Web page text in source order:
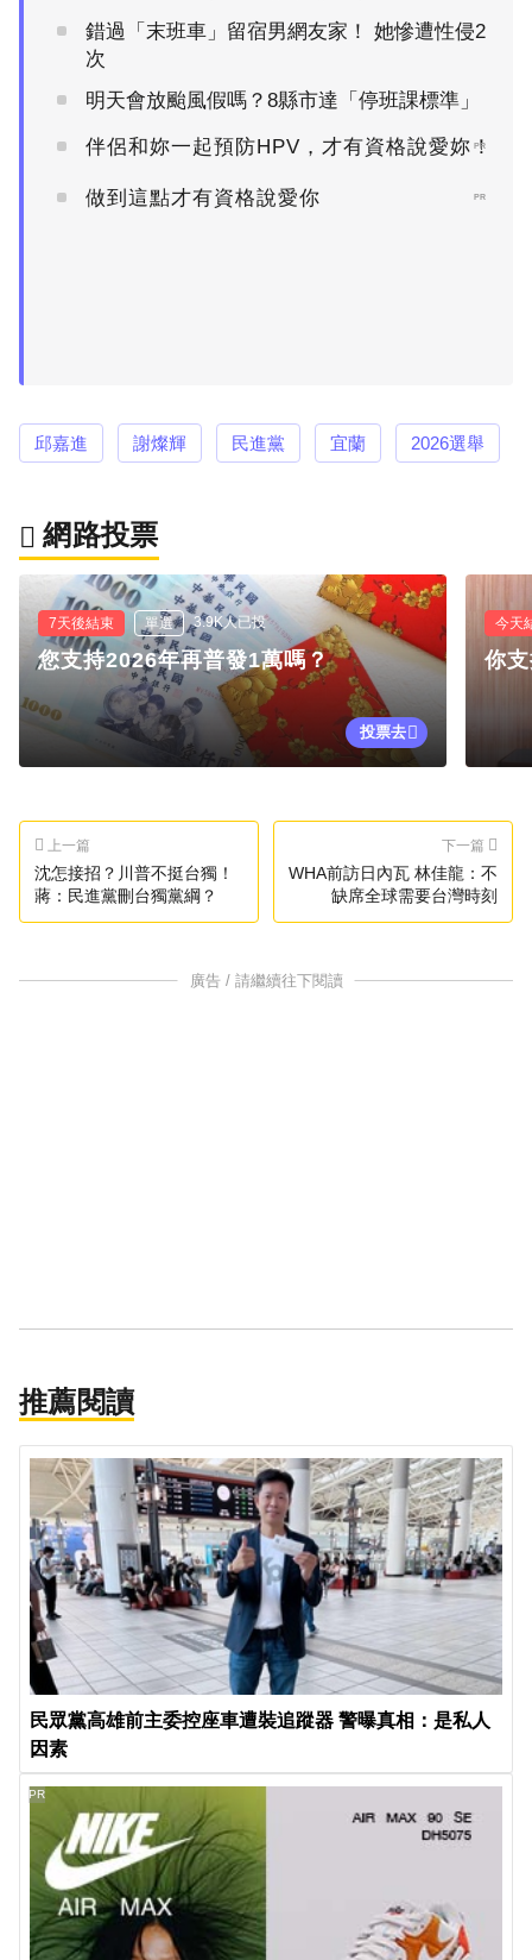
錯過「末班車」留宿男網友家！ 她慘遭性侵2
次
明天會放颱風假嗎？8縣市達「停班課標準」
伴侶和妳一起預防HPV，才有資格說愛妳！
PR
做到這點才有資格說愛你 PR
邱嘉進 謝燦輝 民進黨 宜蘭 2026選舉
網路投票
7天後結束 單選 3.9K人已投
您支持2026年再普發1萬嗎？
投票去
今天
你
上一篇
沈怎接招？川普不挺台獨！
蔣：民進黨刪台獨黨綱？
下一篇
WHA前訪日內瓦 林佳龍：不
缺席全球需要台灣時刻
廣告 / 請繼續往下閱讀
推薦閱讀
民眾黨高雄前主委控座車遭裝追蹤器 警曝真相：是私人
因素
PR